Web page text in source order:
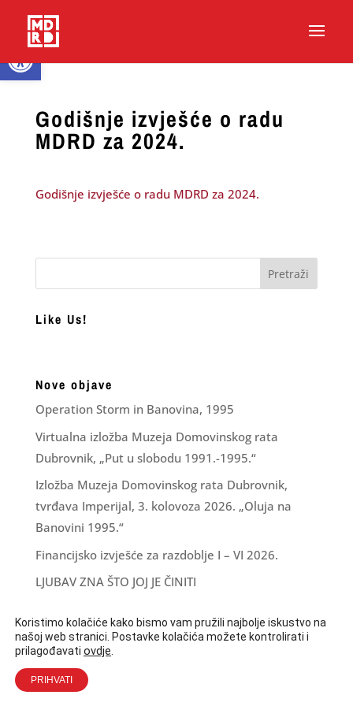
Open toolbar
Godišnje izvješće o radu
MDRD za 2024.
Godišnje izvješće o radu MDRD za 2024.
Like Us!
Nove objave
Operation Storm in Banovina, 1995
Virtualna izložba Muzeja Domovinskog rata
Dubrovnik, „Put u slobodu 1991.-1995.“
Izložba Muzeja Domovinskog rata Dubrovnik,
tvrđava Imperijal, 3. kolovoza 2026. „Oluja na
Banovini 1995.“
Financijsko izvješće za razdoblje I – VI 2026.
LJUBAV ZNA ŠTO JOJ JE ČINITI
Koristimo kolačiće kako bismo vam pružili najbolje iskustvo na
našoj web stranici. Postavke kolačića možete kontrolirati i
prilagođavati ovdje.
PRIHVATI